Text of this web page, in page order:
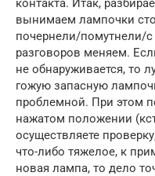
вынимаем лампочки
почернели/помутнели/с
разговоров меняем.
не обнаруживается, то
гожую запасную
проблемной. При этом
нажатом положении
осуществляете
что-либо тяжелое, к
новая лампа, то дело